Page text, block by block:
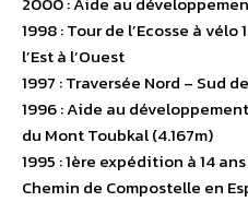
1998 : Tour de l’Ecosse à
l’Est à l’Ouest
1997 : Traversée Nord – Sud
1996 : Aide au
du Mont Toubkal (4.167m)
1995 : 1ère expédition à 14
Chemin de Compostelle en